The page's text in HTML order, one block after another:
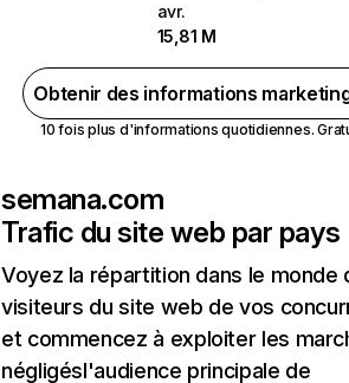
avr.
15,81 M
Obtenir des informations
10 fois plus d'informations quotidiennes.
semana.com
Trafic du site web par pays
Voyez la répartition dans le monde
visiteurs du site web de vos
et commencez à exploiter les
négligésl'audience principale de